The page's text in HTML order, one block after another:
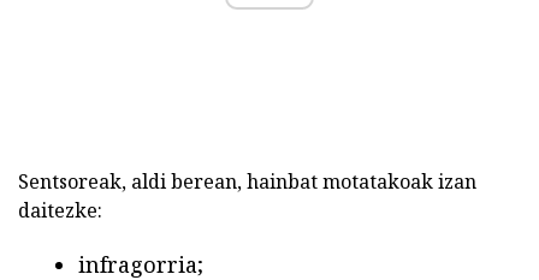
Sentsoreak, aldi berean, hainbat motatakoak izan
daitezke:
infragorria;